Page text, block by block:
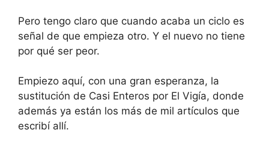
Pero tengo claro que cuando acaba un ciclo es
señal de que empieza otro. Y el nuevo no tiene
por qué ser peor.
Empiezo aquí, con una gran esperanza, la
sustitución de Casi Enteros por El Vigía, donde
además ya están los más de mil artículos que
escribí allí.